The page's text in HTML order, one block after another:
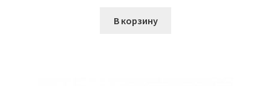
В корзину